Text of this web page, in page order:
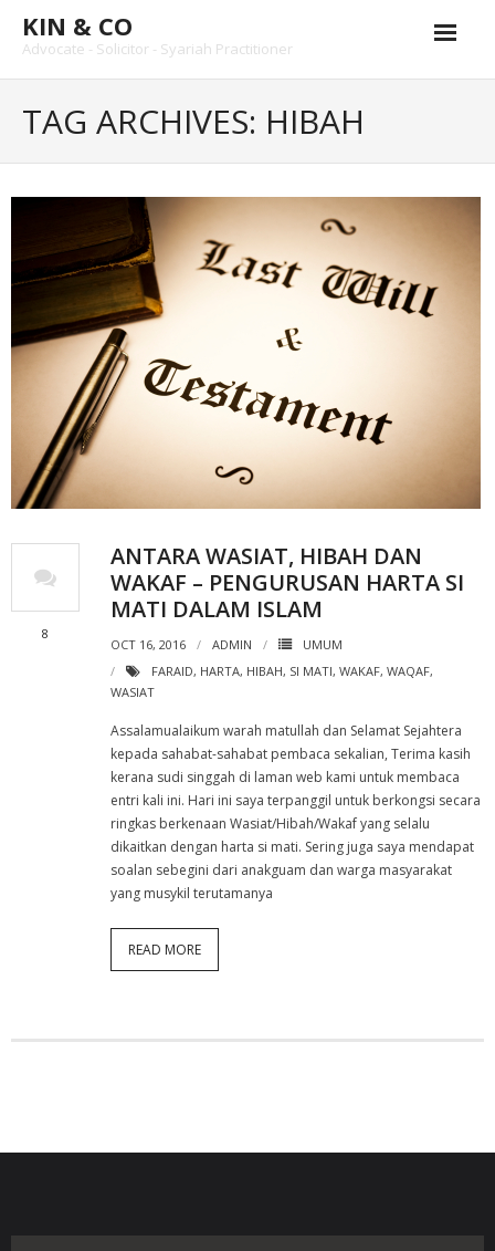
KIN & CO
Advocate - Solicitor - Syariah Practitioner
TAG ARCHIVES: HIBAH
ANTARA WASIAT, HIBAH DAN
WAKAF – PENGURUSAN HARTA SI
MATI DALAM ISLAM
OCT 16, 2016 ADMIN
8
UMUM
FARAID, HARTA, HIBAH, SI MATI, WAKAF, WAQAF,
WASIAT
Assalamualaikum warah matullah dan Selamat Sejahtera
kepada sahabat-sahabat pembaca sekalian, Terima kasih
kerana sudi singgah di laman web kami untuk membaca
entri kali ini. Hari ini saya terpanggil untuk berkongsi secara
ringkas berkenaan Wasiat/Hibah/Wakaf yang selalu
dikaitkan dengan harta si mati. Sering juga saya mendapat
soalan sebegini dari anakguam dan warga masyarakat
yang musykil terutamanya
READ MORE